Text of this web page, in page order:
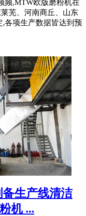
频,MTW欧版磨粉机在
芜、河南商丘、山东
各项生产数据皆达到预
生产线清洁
机 ...